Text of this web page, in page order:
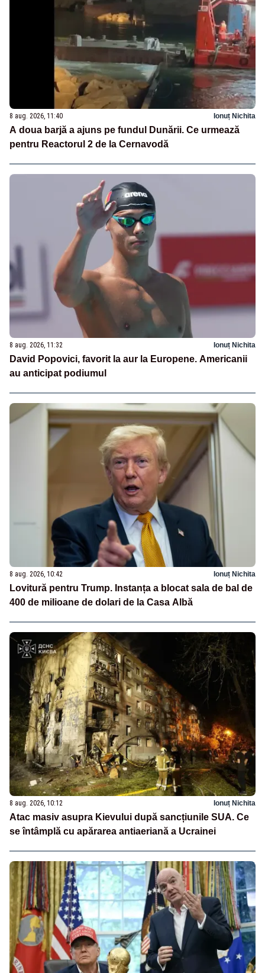
8 aug. 2026, 11:40 Ionuț Nichita
A doua barjă a ajuns pe fundul Dunării. Ce urmează
pentru Reactorul 2 de la Cernavodă
8 aug. 2026, 11:32 Ionuț Nichita
David Popovici, favorit la aur la Europene. Americanii
au anticipat podiumul
8 aug. 2026, 10:42 Ionuț Nichita
Lovitură pentru Trump. Instanța a blocat sala de bal de
400 de milioane de dolari de la Casa Albă
8 aug. 2026, 10:12 Ionuț Nichita
Atac masiv asupra Kievului după sancțiunile SUA. Ce
se întâmplă cu apărarea antiaeriană a Ucrainei